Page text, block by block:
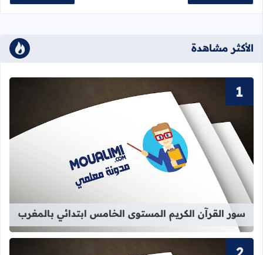
الأكثر مشاهدة
قراءة المزيد عن سور القرآن
سور القرآن الكريم المستوى الخامس ابتدائي بالمغرب